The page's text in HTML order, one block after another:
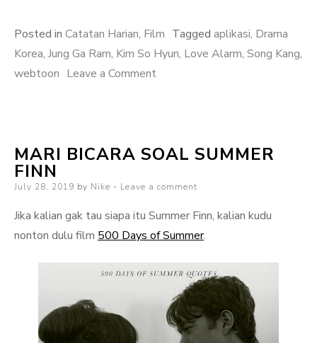
Posted in Catatan Harian, Film Tagged aplikasi, Drama
Korea, Jung Ga Ram, Kim So Hyun, Love Alarm, Song Kang,
webtoon Leave a Commenton
Bahaya!
MARI BICARA SOAL SUMMER
FINN
Posted
July 28, 2019 by Nike Leave a comment
Jika kalian gak tau siapa itu Summer Finn, kalian kudu
nonton dulu film 500 Days of Summer.